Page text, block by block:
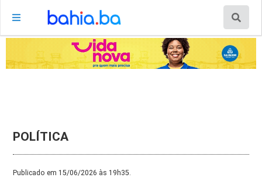
POLÍTICA
Publicado em 15/06/2026 às 19h35.